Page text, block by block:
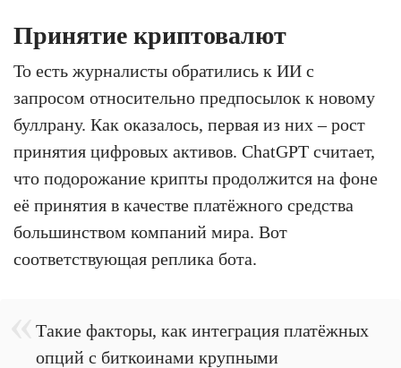
Принятие криптовалют
То есть журналисты обратились к ИИ с
запросом относительно предпосылок к новому
буллрану. Как оказалось, первая из них – рост
принятия цифровых активов. ChatGPT считает,
что подорожание крипты продолжится на фоне
её принятия в качестве платёжного средства
большинством компаний мира. Вот
соответствующая реплика бота.
Такие факторы, как интеграция платёжных
опций с биткоинами крупными